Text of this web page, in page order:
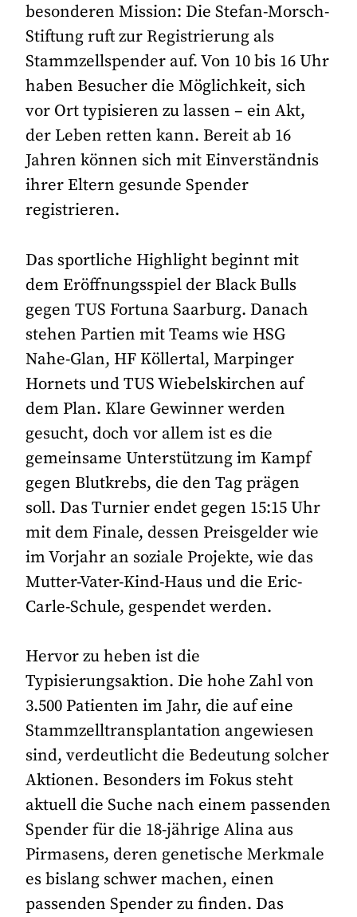
besonderen Mission: Die Stefan-Morsch-
Stiftung ruft zur Registrierung als
Stammzellspender auf. Von 10 bis 16 Uhr
haben Besucher die Möglichkeit, sich
vor Ort typisieren zu lassen – ein Akt,
der Leben retten kann. Bereit ab 16
Jahren können sich mit Einverständnis
ihrer Eltern gesunde Spender
registrieren.
Das sportliche Highlight beginnt mit
dem Eröffnungsspiel der Black Bulls
gegen TUS Fortuna Saarburg. Danach
stehen Partien mit Teams wie HSG
Nahe-Glan, HF Köllertal, Marpinger
Hornets und TUS Wiebelskirchen auf
dem Plan. Klare Gewinner werden
gesucht, doch vor allem ist es die
gemeinsame Unterstützung im Kampf
gegen Blutkrebs, die den Tag prägen
soll. Das Turnier endet gegen 15:15 Uhr
mit dem Finale, dessen Preisgelder wie
im Vorjahr an soziale Projekte, wie das
Mutter-Vater-Kind-Haus und die Eric-
Carle-Schule, gespendet werden.
Hervor zu heben ist die
Typisierungsaktion. Die hohe Zahl von
3.500 Patienten im Jahr, die auf eine
Stammzelltransplantation angewiesen
sind, verdeutlicht die Bedeutung solcher
Aktionen. Besonders im Fokus steht
aktuell die Suche nach einem passenden
Spender für die 18-jährige Alina aus
Pirmasens, deren genetische Merkmale
es bislang schwer machen, einen
passenden Spender zu finden. Das